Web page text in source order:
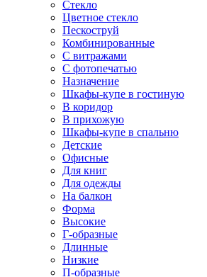
Стекло
Цветное стекло
Пескоструй
Комбинированные
С витражами
С фотопечатью
Назначение
Шкафы-купе в гостиную
В коридор
В прихожую
Шкафы-купе в спальню
Детские
Офисные
Для книг
Для одежды
На балкон
Форма
Высокие
Г-образные
Длинные
Низкие
П-образные